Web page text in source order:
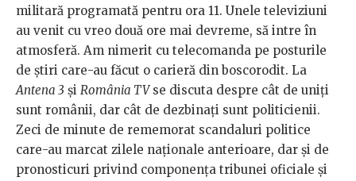
militară programată pentru ora 11. Unele televiziuni
au venit cu vreo două ore mai devreme, să intre în
atmosferă. Am nimerit cu telecomanda pe posturile
de știri care-au făcut o carieră din boscorodit. La
Antena 3 și România TVse discuta despre cât de uniți
sunt românii, dar cât de dezbinați sunt politicienii.
Zeci de minute de rememorat scandaluri politice
care-au marcat zilele naționale anterioare, dar și de
pronosticuri privind componența tribunei oficiale și